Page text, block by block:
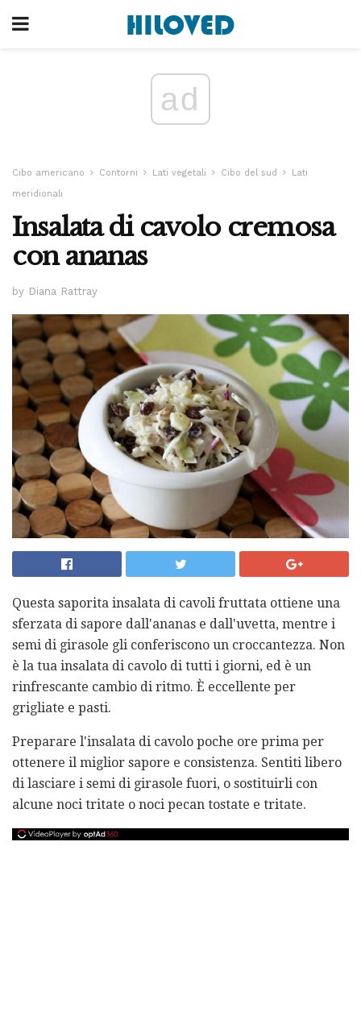
ad
Cibo americano Contorni Lati vegetali Cibo del sud
Lati
meridionali
Insalata di cavolo cremosa
con ananas
by Diana Rattray
Questa saporita insalata di cavoli fruttata ottiene una
sferzata di sapore dall'ananas e dall'uvetta, mentre i
semi di girasole gli conferiscono un croccantezza. Non
è la tua insalata di cavolo di tutti i giorni, ed è un
rinfrescante cambio di ritmo. È eccellente per
grigliate e pasti.
Preparare l'insalata di cavolo poche ore prima per
ottenere il miglior sapore e consistenza. Sentiti libero
di lasciare i semi di girasole fuori, o sostituirli con
alcune noci tritate o noci pecan tostate e tritate.